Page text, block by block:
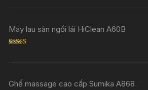
Máy lau sàn ngồi lái HiClean A60B
Ghế massage cao cấp Sumika A868